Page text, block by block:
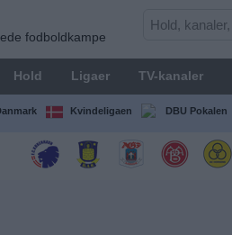
fodboldkampe
Hold Ligaer TV-kanaler
Kvindeligaen DBU Pokalen